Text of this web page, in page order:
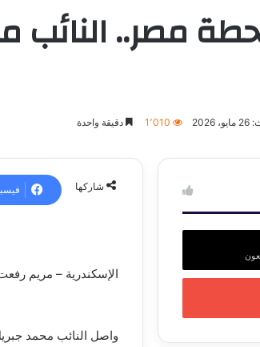
مصر.. النائب
1٬010 دقيقة واحدة
شاركها
الإسكندرية – مريم
واصل النائب محمد